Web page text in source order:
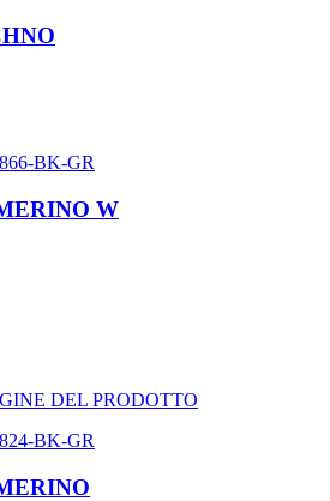
BK-GR
W
DEL PRODOTTO
BK-GR